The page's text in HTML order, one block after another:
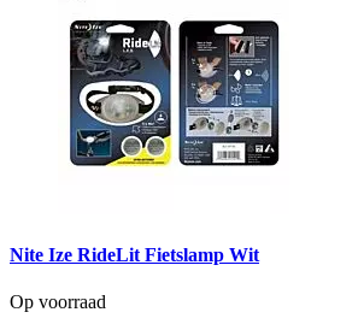
Nite Ize RideLit Fietslamp Wit
Op voorraad